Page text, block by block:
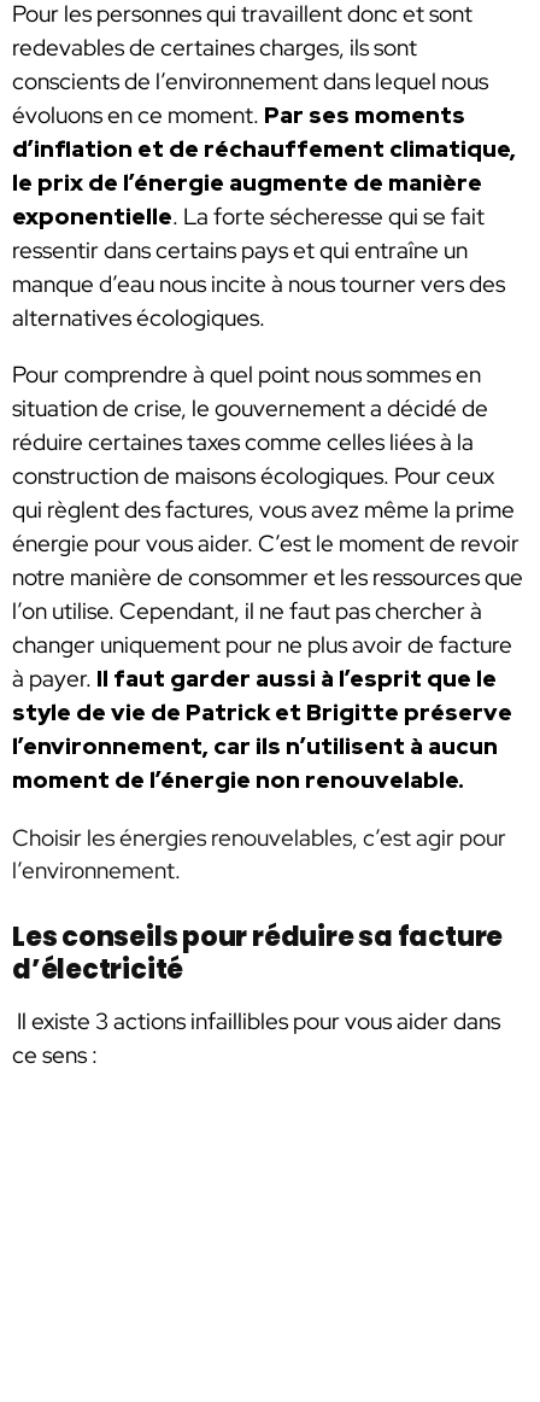
Pour les personnes qui travaillent donc et sont
redevables de certaines charges, ils sont
conscients de l’environnement dans lequel nous
évoluons en ce moment. Par ses moments
d’inflation et de réchauffement climatique,
le prix de l’énergie augmente de manière
exponentielle. La forte sécheresse qui se fait
ressentir dans certains pays et qui entraîne un
manque d’eau nous incite à nous tourner vers des
alternatives écologiques.
Pour comprendre à quel point nous sommes en
situation de crise, le gouvernement a décidé de
réduire certaines taxes comme celles liées à la
construction de maisons écologiques. Pour ceux
qui règlent des factures, vous avez même la prime
énergie pour vous aider. C’est le moment de revoir
notre manière de consommer et les ressources que
l’on utilise. Cependant, il ne faut pas chercher à
changer uniquement pour ne plus avoir de facture
à payer. Il faut garder aussi à l’esprit que le
style de vie de Patrick et Brigitte préserve
l’environnement, car ils n’utilisent à aucun
moment de l’énergie non renouvelable.
Choisir les énergies renouvelables, c’est agir pour
l’environnement.
Les conseils pour réduire sa facture
d’électricité
Il existe 3 actions infaillibles pour vous aider dans
ce sens :